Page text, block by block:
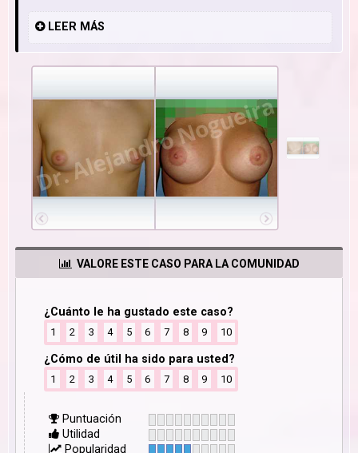
LEER MÁS
VALORE ESTE CASO PARA LA COMUNIDAD
¿Cuánto le ha gustado este caso?
1 2 3 4 5 6 7 8 9 10
¿Cómo de útil ha sido para usted?
1 2 3 4 5 6 7 8 9 10
Puntuación
Utilidad
Popularidad